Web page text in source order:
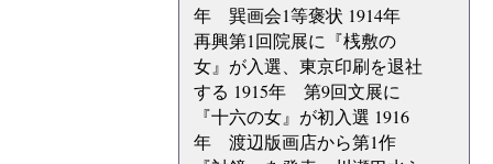
年 巽画会1等褒状 1914年
再興第1回院展に『桟敷の
女』が入選、東京印刷を退社
する 1915年 第9回文展に
『十六の女』が初入選 1916
年 渡辺版画店から第1作